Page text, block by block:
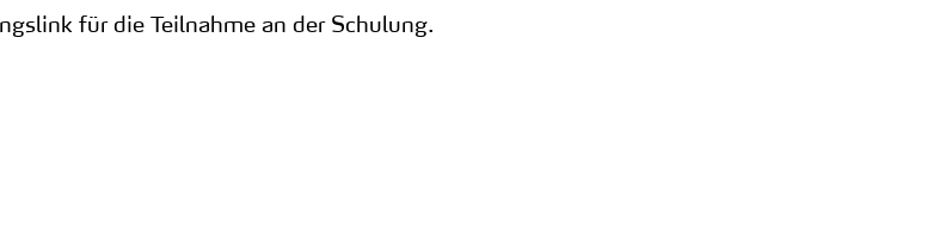
für die Teilnahme an der Schulung.